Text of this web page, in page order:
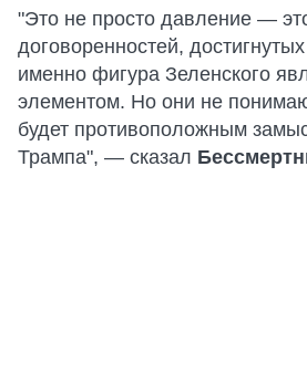
"Это не просто давление —
договоренностей,
именно фигура Зеленского
элементом. Но они не
будет противоположным
Трампа", — сказал